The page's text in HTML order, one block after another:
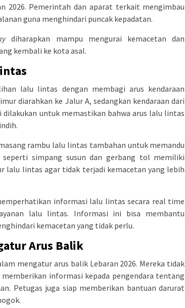
2026. Pemerintah dan aparat terkait mengimbau
guna menghindari puncak kepadatan.
diharapkan mampu mengurai kemacetan dan
kembali ke kota asal.
lalu lintas dengan membagi arus kendaraan
diarahkan ke Jalur A, sedangkan kendaraan dari
untuk memastikan bahwa arus lalu lintas
rambu lalu lintas tambahan untuk memandu
simpang susun dan gerbang tol memiliki
lalu lintas agar tidak terjadi kemacetan yang lebih
informasi lalu lintas secara real time
lalu lintas. Informasi ini bisa membantu
kemacetan yang tidak perlu.
Arus Balik
mengatur arus balik Lebaran 2026. Mereka tidak
informasi kepada pengendara tentang
Petugas juga siap memberikan bantuan darurat